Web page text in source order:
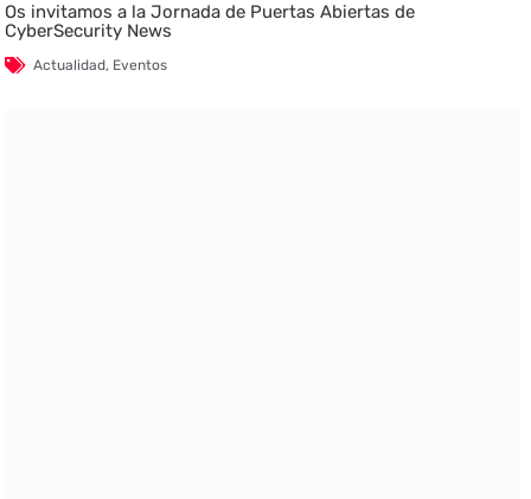
Os invitamos a la Jornada de Puertas Abiertas de
CyberSecurity News
Actualidad, Eventos